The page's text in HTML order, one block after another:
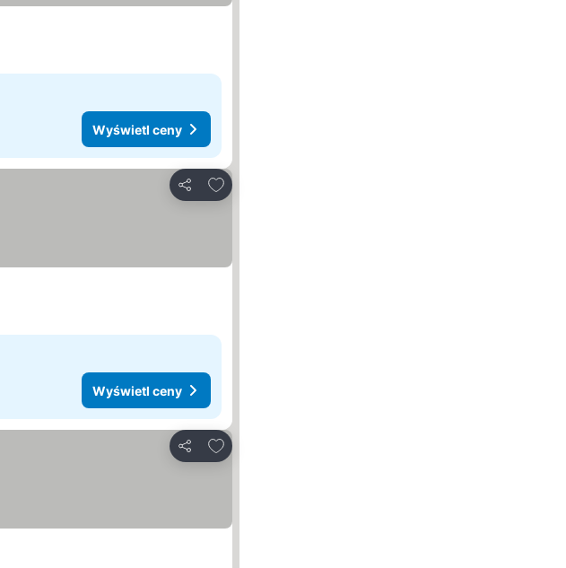
Wyświetl ceny
Udostępnij
Dodaj do ulubionych
Wyświetl ceny
Udostępnij
Dodaj do ulubionych